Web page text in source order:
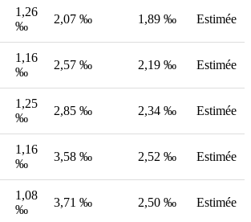
1,26
‰
2,07 ‰ 1,89 ‰ Estimée
1,16
‰
2,57 ‰ 2,19 ‰ Estimée
1,25
‰
2,85 ‰ 2,34 ‰ Estimée
1,16
‰
3,58 ‰ 2,52 ‰ Estimée
1,08
‰
3,71 ‰ 2,50 ‰ Estimée